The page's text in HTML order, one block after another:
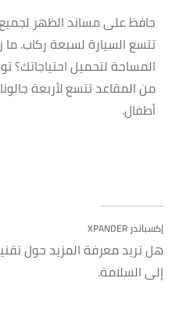
حافظ على مساند الظهر
تتسع السيارة لسبعة ركاب.
المساحة لتحميل
من المقاعد تتسع لأربعة
أطفال.
إكسباندر XPANDER
إلى السلامة.